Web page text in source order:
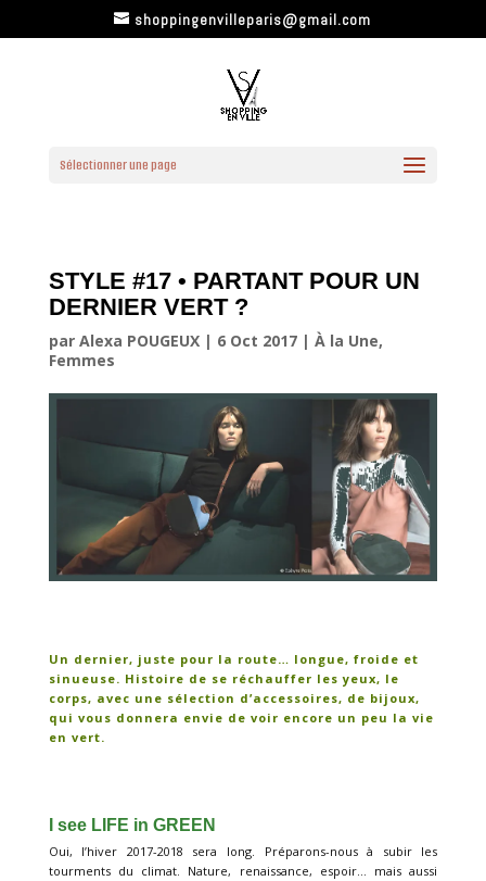
shoppingenvilleparis@gmail.com
Sélectionner une page
STYLE #17 • PARTANT POUR UN
DERNIER VERT ?
par Alexa POUGEUX| 6 Oct 2017| À la Une,
Femmes
Un dernier, juste pour la route… longue, froide et
sinueuse. Histoire de se réchauffer les yeux, le
corps, avec une sélection d’accessoires, de bijoux,
qui vous donnera envie de voir encore un peu la vie
en vert.
I see LIFE in GREEN
Oui, l’hiver 2017-2018 sera long. Préparons-nous à subir les
tourments du climat. Nature, renaissance, espoir… mais aussi